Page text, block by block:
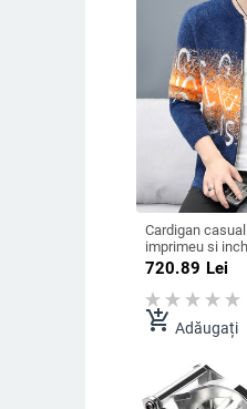
Cardigan
imprimeu si
720.89 Lei
add_shopping_cart Adăugați